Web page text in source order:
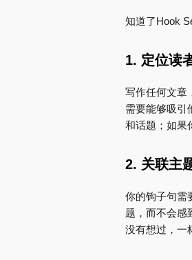
知道了Hook
1. 定位读
写作任何文章
需要能够吸引
和话题；如果
2. 关联主
你的钩子句需
题，而不会感
没有想过，一